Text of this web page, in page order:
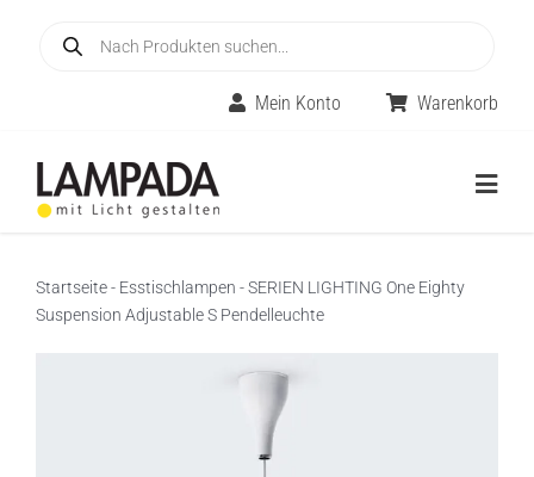
search
Mein Konto Warenkorb
Online-Shop
Startseite- Esstischlampen -SERIEN LIGHTING One Eighty
Suspension Adjustable S Pendelleuchte